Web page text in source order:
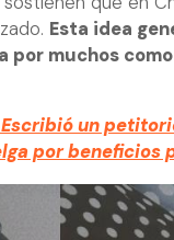
Esta idea
por muchos
un
por beneficios